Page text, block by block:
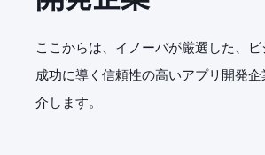
ここからは、イノーバが厳選した、ビ
成功に導く信頼性の高いアプリ開発企
介します。